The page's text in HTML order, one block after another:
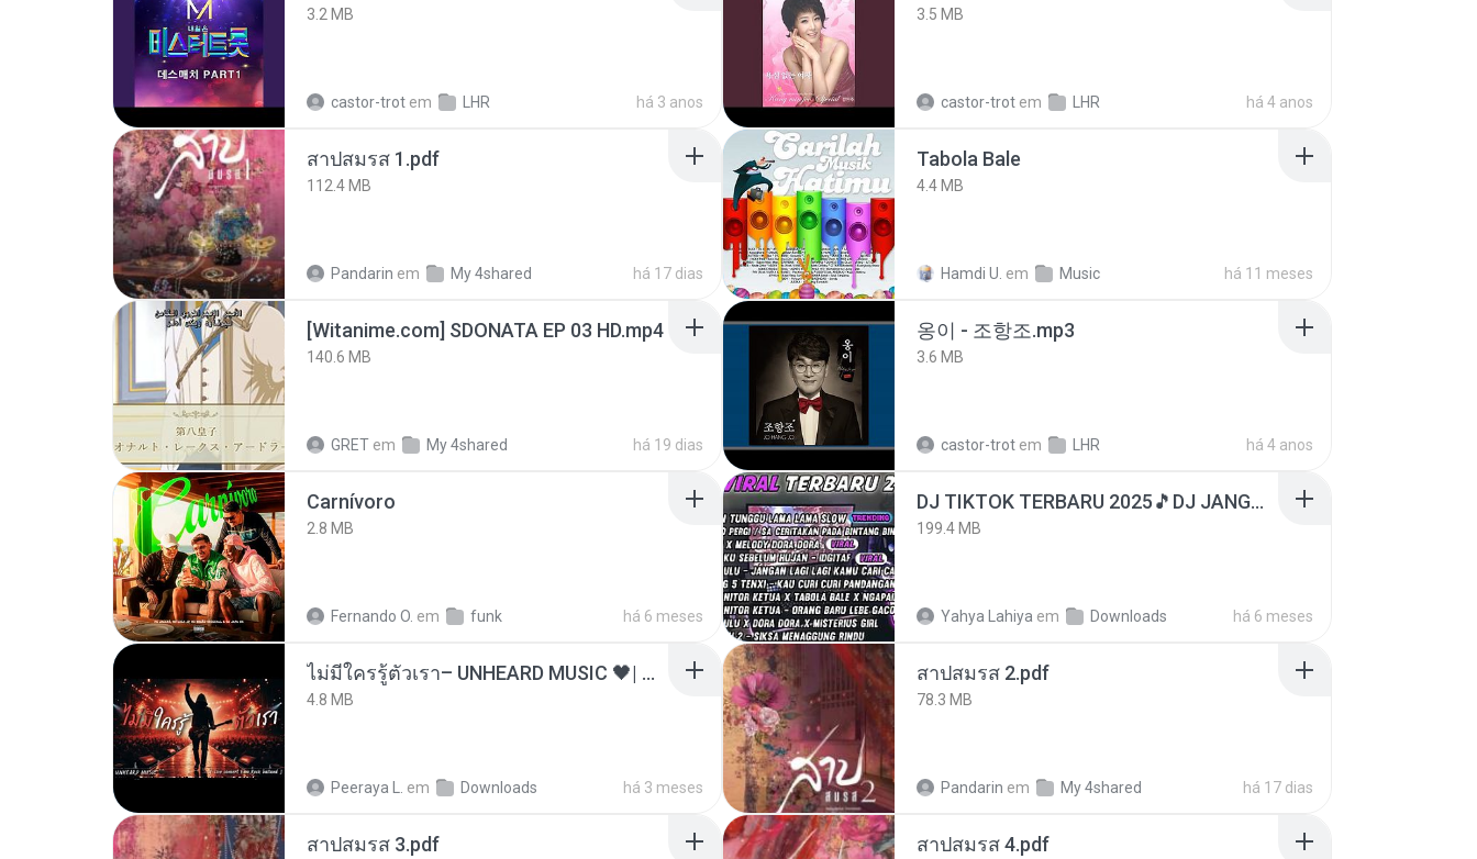
3.2 MB
castor-trot em LHR há 3 anos
3.5 MB
castor-trot em LHR há 4 anos
สาปสมรส 1.pdf
112.4 MB
Pandarin em My 4shared há 17 dias
Tabola Bale
4.4 MB
Hamdi U. em Music há 11 meses
[Witanime.com] SDONATA EP 03 HD.mp4
140.6 MB
GRET em My 4shared há 19 dias
옹이 - 조항조.mp3
3.6 MB
castor-trot em LHR há 4 anos
Carnívoro
2.8 MB
Fernando O. em funk há 6 meses
DJ TIKTOK TERBARU 2025🎵DJ JANGAN TUNGGU LAMA LAMA NANTI LAMA LAMA 🎵DJ SEDIA AKU SEBELUM HUJAN
199.4 MB
Yahya Lahiya em Downloads há 6 meses
ไม่มีใครรู้ตัวเรา– UNHEARD MUSIC 🖤| Official Lyric Video | เพลงสู้ชีวิต
4.8 MB
Peeraya L. em Downloads há 3 meses
สาปสมรส 2.pdf
78.3 MB
Pandarin em My 4shared há 17 dias
สาปสมรส 3.pdf สาปสมรส 4.pdf